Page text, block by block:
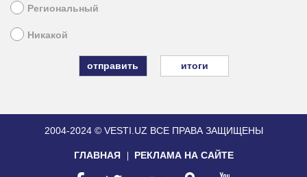
Региональный
Никакой
итоги
2004-2024 © VESTI.UZ ВСЕ ПРАВА ЗАЩИЩЕНЫ
ГЛАВНАЯ РЕКЛАМА НА САЙТЕ